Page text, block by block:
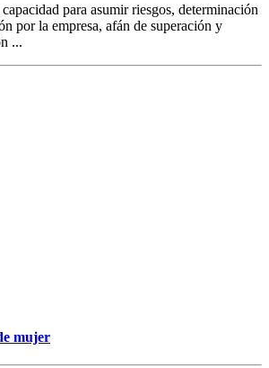
para asumir riesgos, determinación
por la empresa, afán de superación y
...
mujer